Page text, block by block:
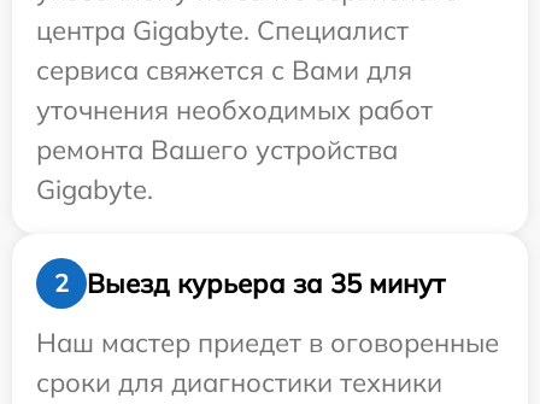
центра Gigabyte. Специалист
сервиса свяжется с Вами для
уточнения необходимых работ
ремонта Вашего устройства
Gigabyte.
2
Выезд курьера за 35 минут
Наш мастер приедет в оговоренные
сроки для диагностики техники